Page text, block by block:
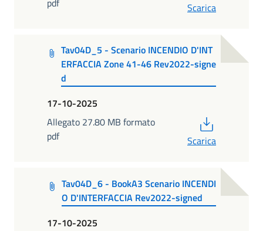
Scarica
Tav04D_5 - Scenario INCENDIO D'INT
ERFACCIA Zone 41-46 Rev2022-signe
d
17-10-2025
Allegato 27.80 MB formato
pdf
Scarica
Tav04D_6 - BookA3 Scenario INCENDI
O D'INTERFACCIA Rev2022-signed
17-10-2025